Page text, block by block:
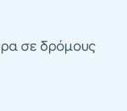
σε δρόμους